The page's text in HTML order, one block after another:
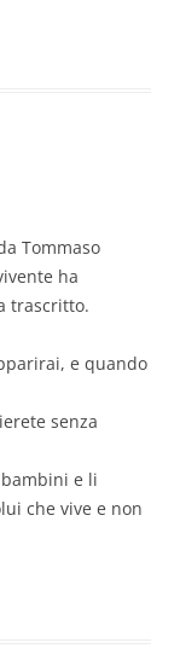
Tommaso
ha
trascritto.
e quando
senza
e li
che vive e non